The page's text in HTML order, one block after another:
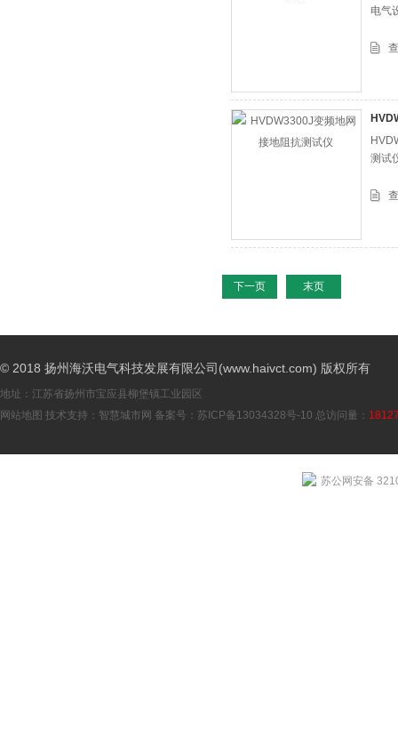
电气
测试
下一页 末页
© 2018 扬州海沃电气科技发展有限公司(www.haivct.com) 版权所有
地址：江苏省扬州市宝应县柳堡镇工业园区
网站地图 技术支持： 智慧城市网 备案号： 苏ICP备13034328号-10 总访问量：
苏公网安备